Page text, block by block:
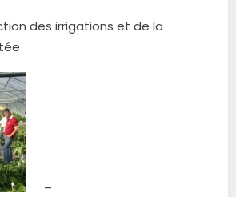
des irrigations et de la
–